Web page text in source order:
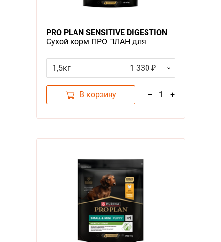
PRO PLAN SENSITIVE DIGESTION
Сухой корм ПРО ПЛАН для
чувствительном пищеварении с
ягненком
1,5кг 1 330 ₽
В корзину – 1 +